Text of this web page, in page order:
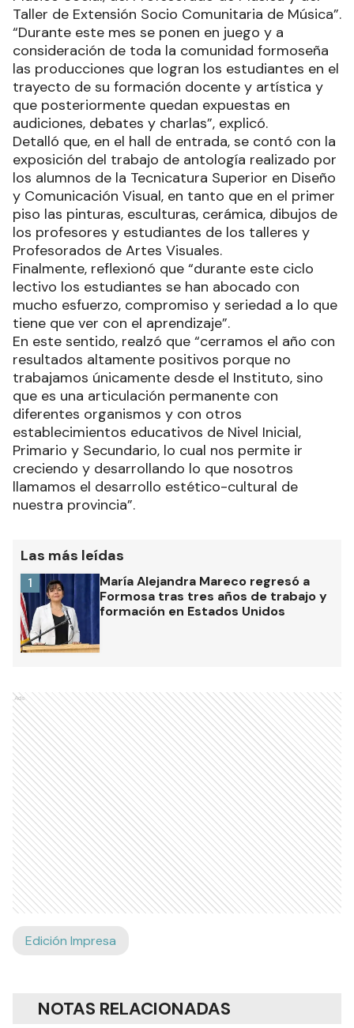
Taller de Extensión Socio Comunitaria de Música”.
“Durante este mes se ponen en juego y a
consideración de toda la comunidad formoseña
las producciones que logran los estudiantes en el
trayecto de su formación docente y artística y
que posteriormente quedan expuestas en
audiciones, debates y charlas”, explicó.
Detalló que, en el hall de entrada, se contó con la
exposición del trabajo de antología realizado por
los alumnos de la Tecnicatura Superior en Diseño
y Comunicación Visual, en tanto que en el primer
piso las pinturas, esculturas, cerámica, dibujos de
los profesores y estudiantes de los talleres y
Profesorados de Artes Visuales.
Finalmente, reflexionó que “durante este ciclo
lectivo los estudiantes se han abocado con
mucho esfuerzo, compromiso y seriedad a lo que
tiene que ver con el aprendizaje”.
En este sentido, realzó que “cerramos el año con
resultados altamente positivos porque no
trabajamos únicamente desde el Instituto, sino
que es una articulación permanente con
diferentes organismos y con otros
establecimientos educativos de Nivel Inicial,
Primario y Secundario, lo cual nos permite ir
creciendo y desarrollando lo que nosotros
llamamos el desarrollo estético-cultural de
nuestra provincia”.
Las más leídas
María Alejandra Mareco regresó a
Formosa tras tres años de trabajo y
formación en Estados Unidos
1
Ads
Edición Impresa
NOTAS RELACIONADAS